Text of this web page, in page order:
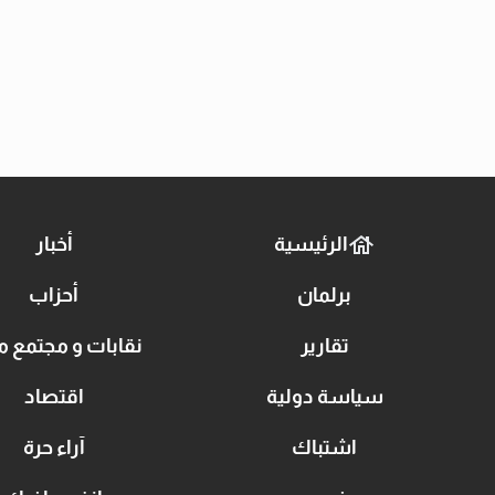
الرئيسية أخبار
برلمان أحزاب
تقارير نقابات و مجتمع
سياسة دولية اقتصاد
اشتباك آراء حرة